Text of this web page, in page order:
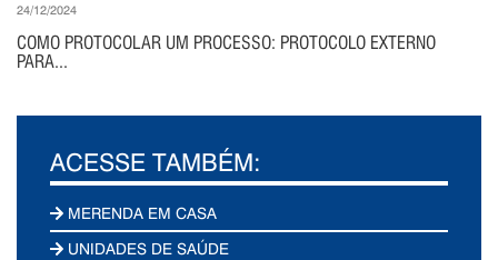
24/12/2024
COMO PROTOCOLAR UM PROCESSO: PROTOCOLO EXTERNO
PARA...
ACESSE TAMBÉM:
MERENDA EM CASA
UNIDADES DE SAÚDE